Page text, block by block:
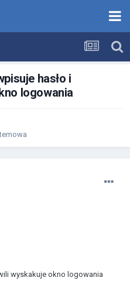
hasło i
logowania
wyskakuje okno logowania